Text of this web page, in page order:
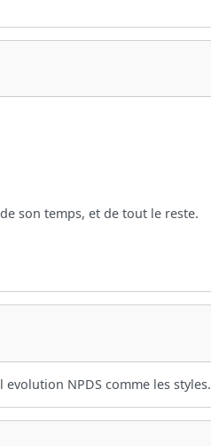
son temps, et de tout le reste.
NPDS comme les styles.